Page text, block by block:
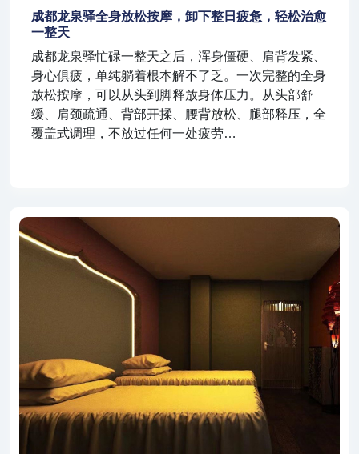
成都龙泉驿全身放松按摩，卸下整日疲惫，轻松治愈
一整天
成都龙泉驿忙碌一整天之后，浑身僵硬、肩背发紧、
身心俱疲，单纯躺着根本解不了乏。一次完整的全身
放松按摩，可以从头到脚释放身体压力。从头部舒
缓、肩颈疏通、背部开揉、腰背放松、腿部释压，全
覆盖式调理，不放过任何一处疲劳…